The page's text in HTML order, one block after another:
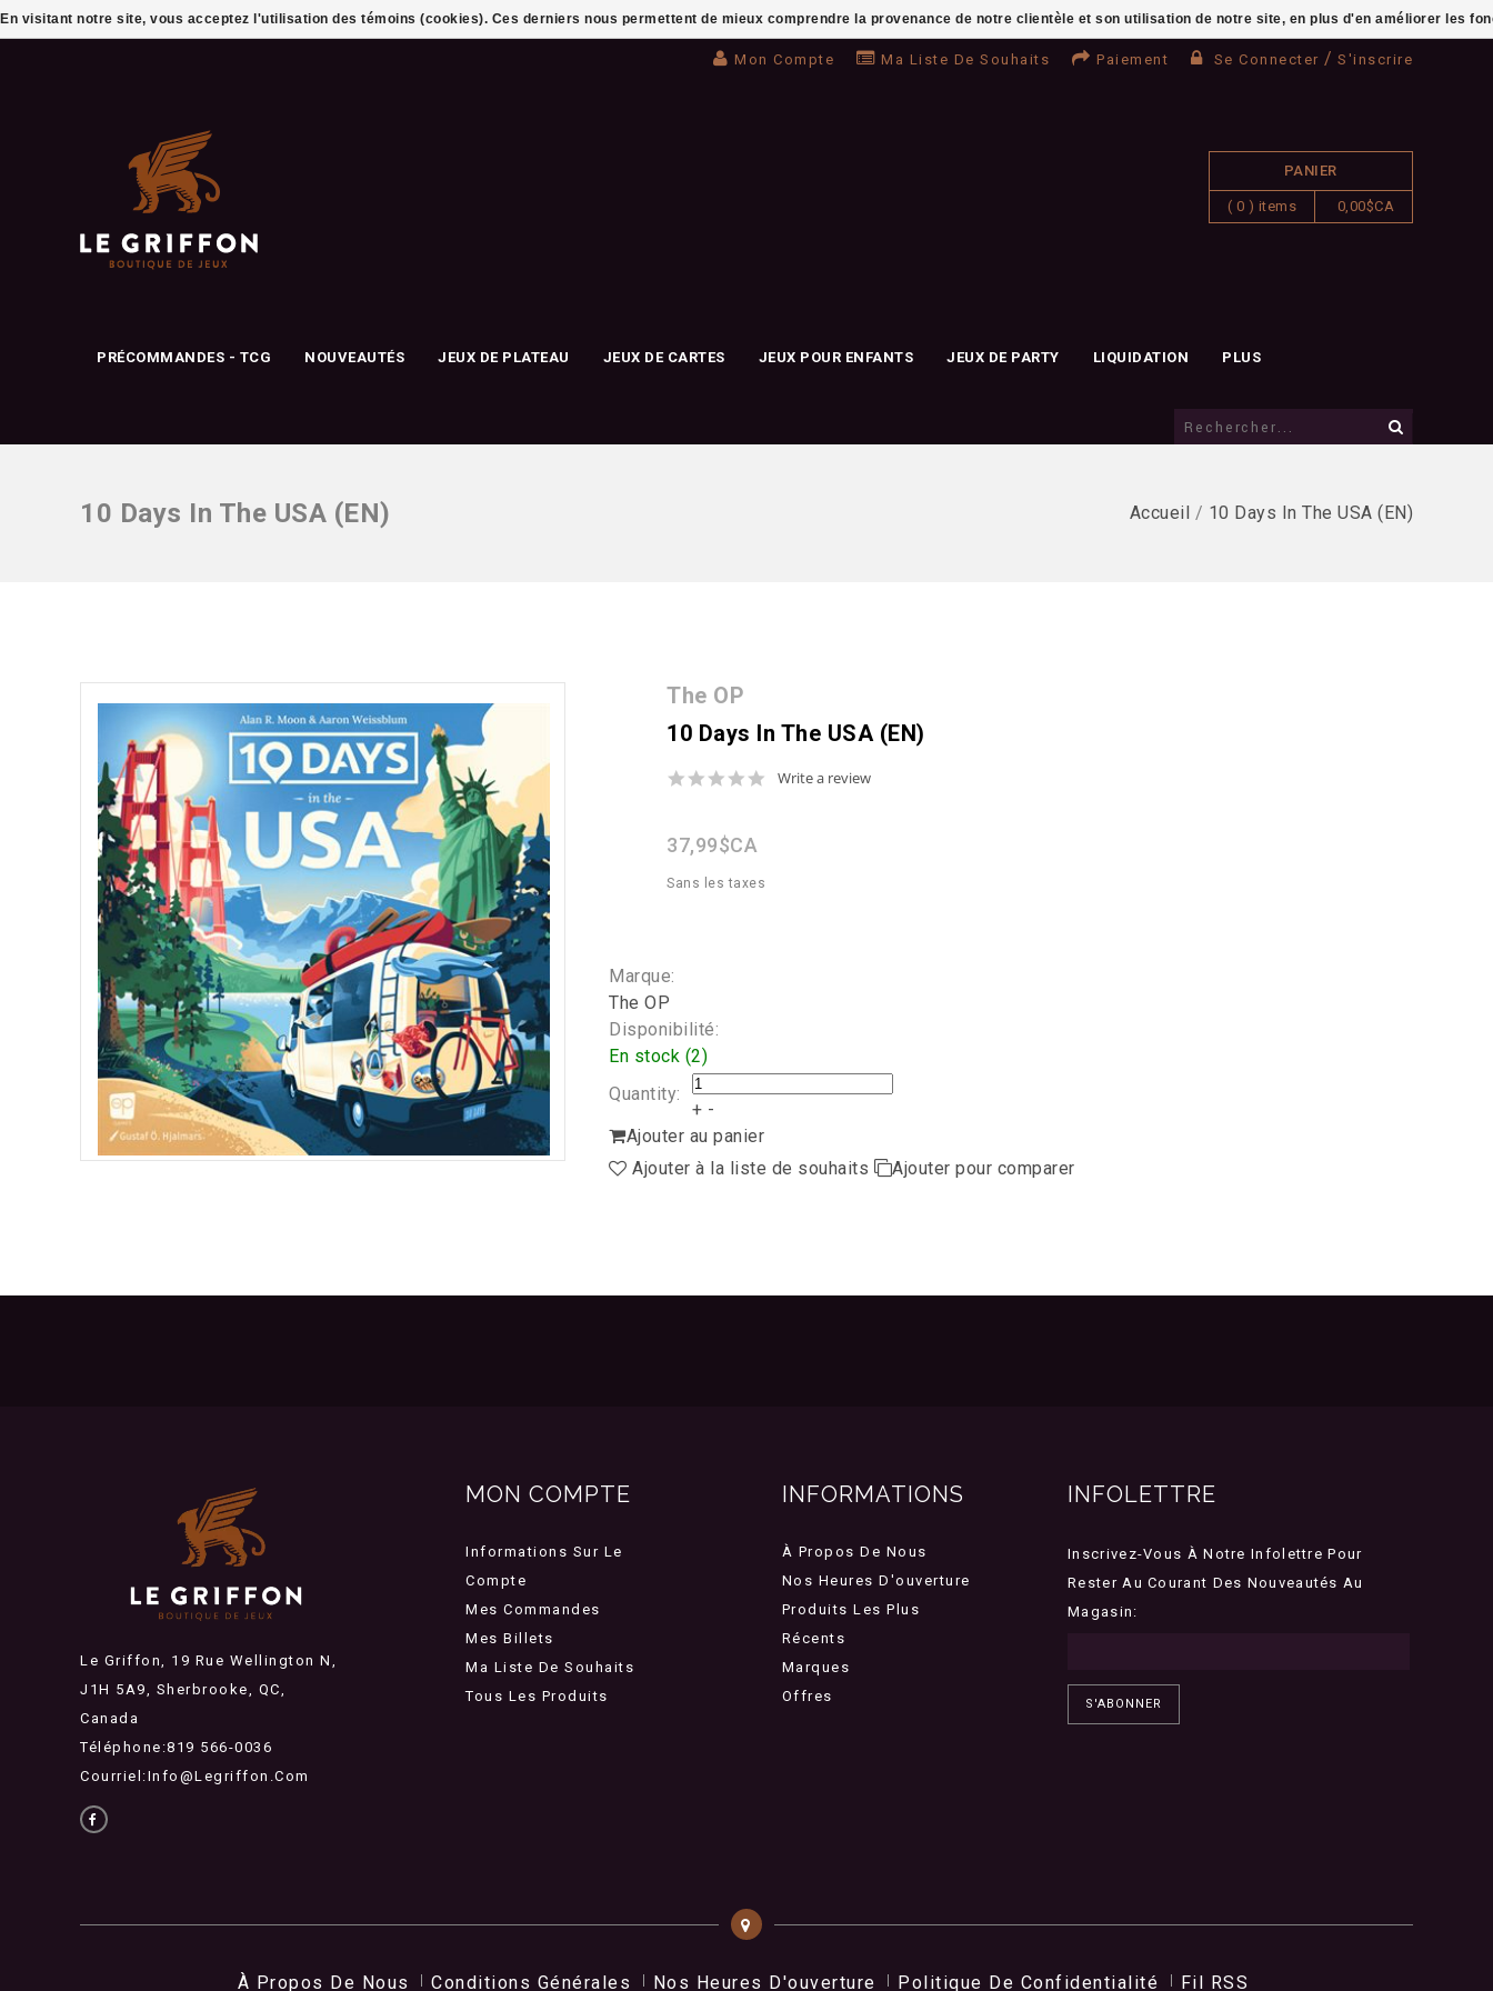
Mon Compte Ma Liste De Souhaits Paiement Se Connecter / S'inscrire
PANIER
( 0 ) items 0,00$CA
PRÉCOMMANDES - TCG NOUVEAUTÉS JEUX DE PLATEAU JEUX DE CARTES JEUX POUR ENFANTS JEUX DE PARTY LIQUIDATION PLUS
10 Days In The USA (EN) Accueil / 10 Days In The USA (EN)
The OP
10 Days In The USA (EN)
0.0
Write a review
37,99$CA
Sans les taxes
Marque:
The OP
Disponibilité:
En stock (2)
Quantity:
+ -
Ajouter au panier
Ajouter à la liste de souhaits
Ajouter pour comparer
Le Griffon, 19 Rue Wellington N,
J1H 5A9, Sherbrooke, QC,
Canada
Téléphone:819 566-0036
Courriel:Info@legriffon.com
MON COMPTE
Informations Sur Le
Compte
Mes Commandes
Mes Billets
Ma Liste De Souhaits
Tous Les Produits
INFORMATIONS
À Propos De Nous
Nos Heures D'ouverture
Produits Les Plus
Récents
Marques
Offres
INFOLETTRE
Inscrivez-Vous À Notre Infolettre Pour
Rester Au Courant Des Nouveautés Au
Magasin:
S'ABONNER
À Propos De Nous Conditions Générales Nos Heures D'ouverture Politique De Confidentialité Fil RSS
En visitant notre site, vous acceptez l'utilisation des témoins (cookies). Ces derniers nous permettent de mieux comprendre la provenance de notre clientèle et son utilisation de notre site, en plus d'en améliorer les